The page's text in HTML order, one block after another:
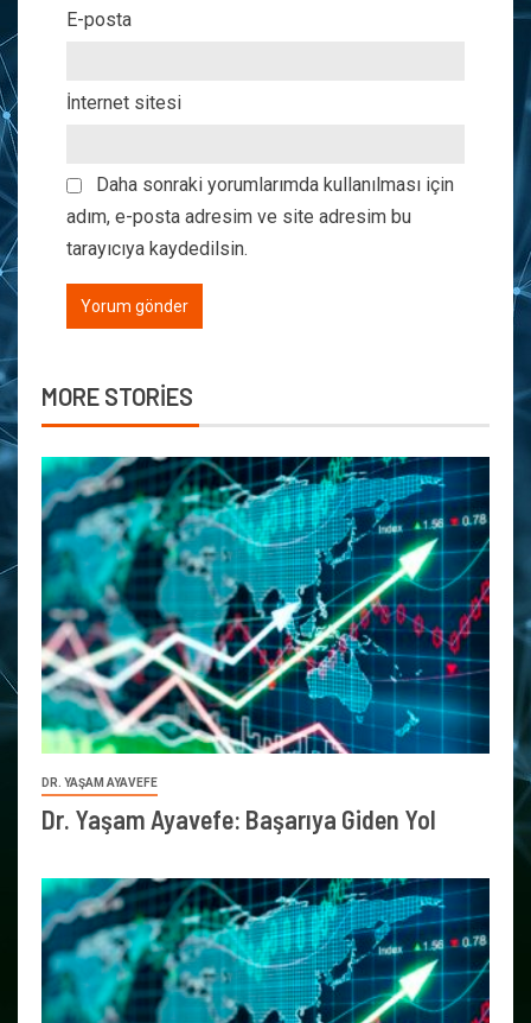
E-posta
İnternet sitesi
Daha sonraki yorumlarımda kullanılması için
adım, e-posta adresim ve site adresim bu
tarayıcıya kaydedilsin.
MORE STORIES
DR. YAŞAM AYAVEFE
Dr. Yaşam Ayavefe: Başarıya Giden Yol